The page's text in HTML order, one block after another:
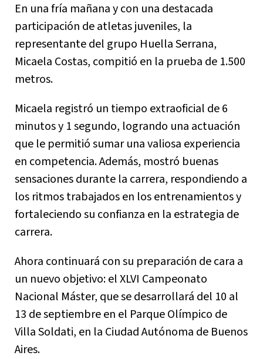
En una fría mañana y con una destacada
participación de atletas juveniles, la
representante del grupo Huella Serrana,
Micaela Costas, compitió en la prueba de 1.500
metros.
Micaela registró un tiempo extraoficial de 6
minutos y 1 segundo, logrando una actuación
que le permitió sumar una valiosa experiencia
en competencia. Además, mostró buenas
sensaciones durante la carrera, respondiendo a
los ritmos trabajados en los entrenamientos y
fortaleciendo su confianza en la estrategia de
carrera.
Ahora continuará con su preparación de cara a
un nuevo objetivo: el XLVI Campeonato
Nacional Máster, que se desarrollará del 10 al
13 de septiembre en el Parque Olímpico de
Villa Soldati, en la Ciudad Autónoma de Buenos
Aires.